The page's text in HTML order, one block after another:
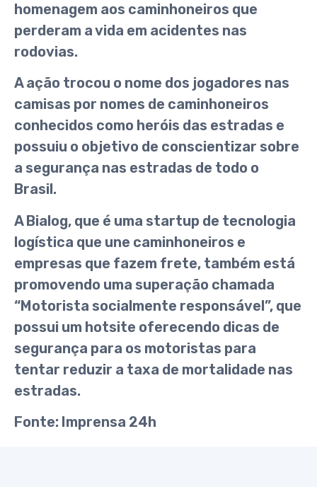
homenagem aos caminhoneiros que
perderam a vida em acidentes nas
rodovias.
A ação trocou o nome dos jogadores nas
camisas por nomes de caminhoneiros
conhecidos como heróis das estradas e
possuiu o objetivo de conscientizar sobre
a segurança nas estradas de todo o
Brasil.
A Bialog, que é uma startup de tecnologia
logística que une caminhoneiros e
empresas que fazem frete, também está
promovendo uma superação chamada
“Motorista socialmente responsável”, que
possui um hotsite oferecendo dicas de
segurança para os motoristas para
tentar reduzir a taxa de mortalidade nas
estradas.
Fonte: Imprensa 24h